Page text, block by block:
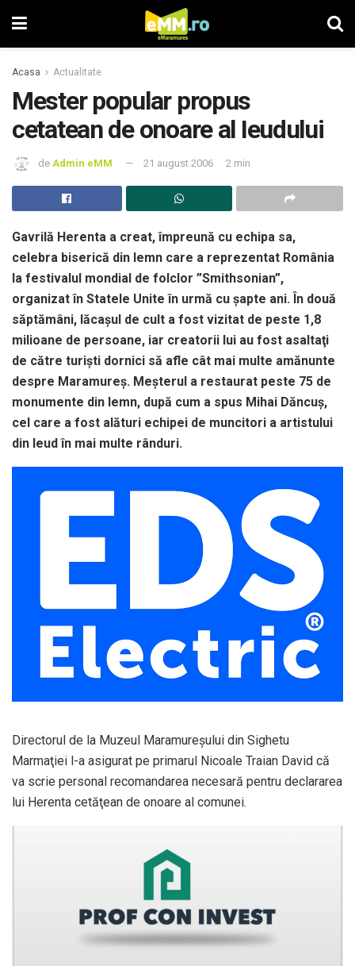
Acasa Actualitate
Mester popular propus
cetatean de onoare al Ieudului
de Admin eMM 21 august 2006 2 min
Gavrilă Herenta a creat, împreună cu echipa sa,
celebra biserică din lemn care a reprezentat România
la festivalul mondial de folclor ”Smithsonian”,
organizat în Statele Unite în urmă cu şapte ani. În două
săptămâni, lăcaşul de cult a fost vizitat de peste 1,8
milioane de persoane, iar creatorii lui au fost asaltaţi
de către turişti dornici să afle cât mai multe amănunte
despre Maramureş. Meşterul a restaurat peste 75 de
monumente din lemn, după cum a spus Mihai Dăncuş,
cel care a fost alături echipei de muncitori a artistului
din Ieud în mai multe rânduri.
Directorul de la Muzeul Maramureşului din Sighetu
Marmaţiei l-a asigurat pe primarul Nicoale Traian David că
va scrie personal recomandarea necesară pentru declararea
lui Herenta cetăţean de onoare al comunei.